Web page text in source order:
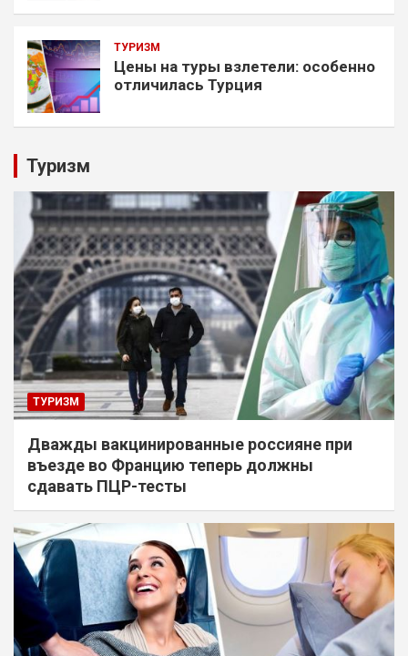
ТУРИЗМ
Цены на туры взлетели: особенно
отличилась Турция
Туризм
ТУРИЗМ
Дважды вакцинированные россияне при
въезде во Францию теперь должны
сдавать ПЦР-тесты